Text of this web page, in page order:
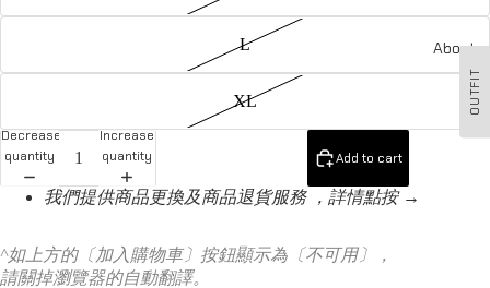
About
OUTFIT
L
XL
Decrease
quantity
Increase
quantity
Add to cart
我們提供商品更換及商品退貨服務 ，詳情點按 →
^如上方的〔加入購物車〕按鈕顯示為〔不可用〕，
請關掉瀏覽器的自動翻譯。